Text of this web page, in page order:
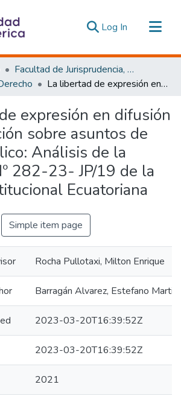
Log In (current)
Facultad de Jurisprudencia, Ciencias Políticas y Económicas
La libertad de expresión en difusión de información sobre asuntos de interés público: Análisis de la sentencia Nº 282-23- JP/19 de la Corte Constitucional Ecuatoriana
expresión en difusión
sobre asuntos de
Análisis de la
282-23- JP/19 de la
Ecuatoriana
Simple item page
Rocha Pullotaxi, Milton Enrique
Barragán Alvarez, Estefano Martin
2023-03-20T16:39:52Z
2023-03-20T16:39:52Z
2021